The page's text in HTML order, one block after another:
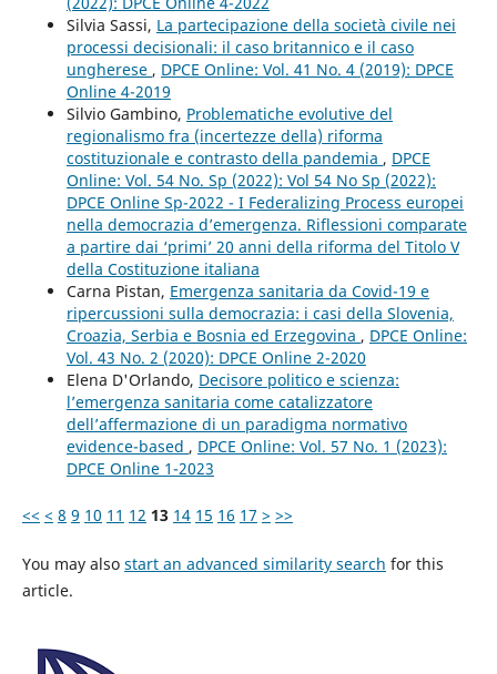
Silvia Sassi, La partecipazione della società civile nei
processi decisionali: il caso britannico e il caso
ungherese , DPCE Online: Vol. 41 No. 4 (2019): DPCE
Online 4-2019
Silvio Gambino, Problematiche evolutive del
regionalismo fra (incertezze della) riforma
costituzionale e contrasto della pandemia , DPCE
Online: Vol. 54 No. Sp (2022): Vol 54 No Sp (2022):
DPCE Online Sp-2022 - I Federalizing Process europei
nella democrazia d’emergenza. Riflessioni comparate
a partire dai ‘primi’ 20 anni della riforma del Titolo V
della Costituzione italiana
Carna Pistan, Emergenza sanitaria da Covid-19 e
ripercussioni sulla democrazia: i casi della Slovenia,
Croazia, Serbia e Bosnia ed Erzegovina , DPCE Online:
Vol. 43 No. 2 (2020): DPCE Online 2-2020
Elena D'Orlando, Decisore politico e scienza:
l’emergenza sanitaria come catalizzatore
dell’affermazione di un paradigma normativo
evidence-based , DPCE Online: Vol. 57 No. 1 (2023):
DPCE Online 1-2023
<< < 8 9 10 11 12 13 14 15 16 17 > >>
You may also start an advanced similarity search for this
article.